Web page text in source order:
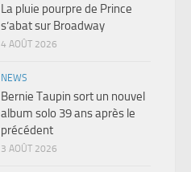
La pluie pourpre de Prince
s’abat sur Broadway
4 AOÛT 2026
NEWS
Bernie Taupin sort un nouvel
album solo 39 ans après le
précédent
3 AOÛT 2026